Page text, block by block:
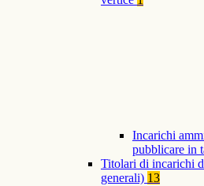
Incarichi
pubblicare in
Titolari di incarichi
generali) 13